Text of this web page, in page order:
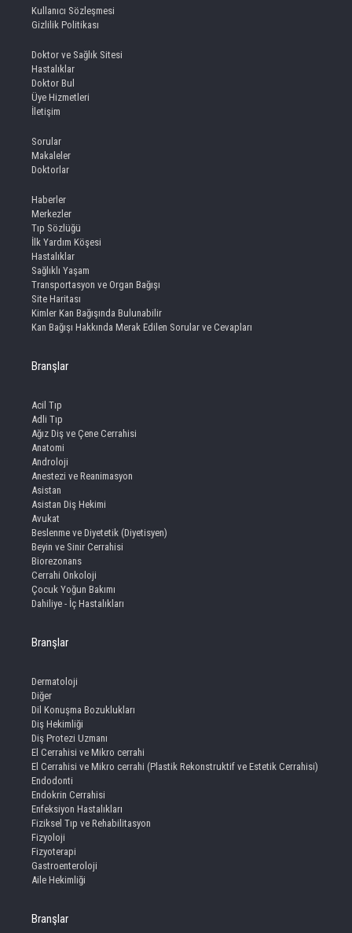
Kullanıcı Sözleşmesi
Gizlilik Politikası
Doktor ve Sağlık Sitesi
Hastalıklar
Doktor Bul
Üye Hizmetleri
İletişim
Sorular
Makaleler
Doktorlar
Haberler
Merkezler
Tıp Sözlüğü
İlk Yardım Köşesi
Hastalıklar
Sağlıklı Yaşam
Transportasyon ve Organ Bağışı
Site Haritası
Kimler Kan Bağışında Bulunabilir
Kan Bağışı Hakkında Merak Edilen Sorular ve Cevapları
Branşlar
Acil Tıp
Adli Tıp
Ağız Diş ve Çene Cerrahisi
Anatomi
Androloji
Anestezi ve Reanimasyon
Asistan
Asistan Diş Hekimi
Avukat
Beslenme ve Diyetetik (Diyetisyen)
Beyin ve Sinir Cerrahisi
Biorezonans
Cerrahi Onkoloji
Çocuk Yoğun Bakımı
Dahiliye - İç Hastalıkları
Branşlar
Dermatoloji
Diğer
Dil Konuşma Bozuklukları
Diş Hekimliği
Diş Protezi Uzmanı
El Cerrahisi ve Mikro cerrahi
El Cerrahisi ve Mikro cerrahi (Plastik Rekonstruktif ve Estetik Cerrahisi)
Endodonti
Endokrin Cerrahisi
Enfeksiyon Hastalıkları
Fiziksel Tıp ve Rehabilitasyon
Fizyoloji
Fizyoterapi
Gastroenteroloji
Aile Hekimliği
Branşlar